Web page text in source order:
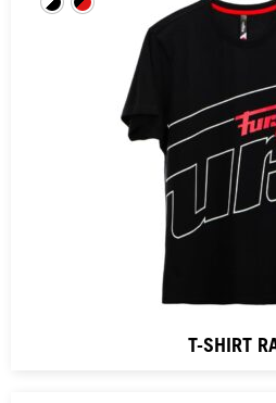
T-SHIRT